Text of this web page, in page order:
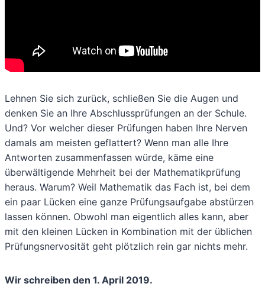
Lehnen Sie sich zurück, schließen Sie die Augen und
denken Sie an Ihre Abschlussprüfungen an der Schule.
Und? Vor welcher dieser Prüfungen haben Ihre Nerven
damals am meisten geflattert? Wenn man alle Ihre
Antworten zusammenfassen würde, käme eine
überwältigende Mehrheit bei der Mathematikprüfung
heraus. Warum? Weil Mathematik das Fach ist, bei dem
ein paar Lücken eine ganze Prüfungsaufgabe abstürzen
lassen können. Obwohl man eigentlich alles kann, aber
mit den kleinen Lücken in Kombination mit der üblichen
Prüfungsnervosität geht plötzlich rein gar nichts mehr.
Wir schreiben den 1. April 2019.